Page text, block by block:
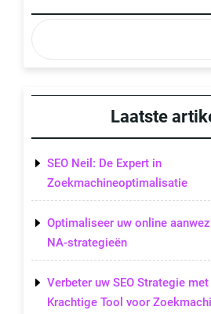
Laatste
SEO Neil: De Expert in
Zoekmachineoptimalisatie
Optimaliseer uw online
NA-strategieën
Verbeter uw SEO Strategie met
Krachtige Tool voor